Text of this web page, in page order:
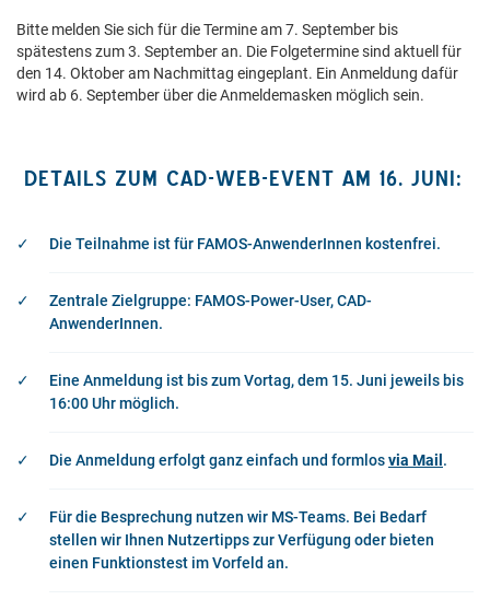
Bitte melden Sie sich für die Termine am 7. September bis
spätestens zum 3. September an. Die Folgetermine sind aktuell für
den 14. Oktober am Nachmittag eingeplant. Ein Anmeldung dafür
wird ab 6. September über die Anmeldemasken möglich sein.
DETAILS ZUM CAD-WEB-EVENT AM 16. JUNI:
Die Teilnahme ist für FAMOS-AnwenderInnen kostenfrei.
Zentrale Zielgruppe: FAMOS-Power-User, CAD-
AnwenderInnen.
Eine Anmeldung ist bis zum Vortag, dem 15. Juni jeweils bis
16:00 Uhr möglich.
Die Anmeldung erfolgt ganz einfach und formlosvia Mail .
Für die Besprechung nutzen wir MS-Teams. Bei Bedarf
stellen wir Ihnen Nutzertipps zur Verfügung oder bieten
einen Funktionstest im Vorfeld an.